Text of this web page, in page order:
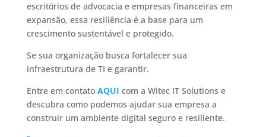
escritórios de advocacia e empresas financeiras em
expansão, essa resiliência é a base para um
crescimento sustentável e protegido.​
Se sua organização busca fortalecer sua
infraestrutura de TI e garantir.
Entre em contatoAQUI com a Witec IT Solutions e
descubra como podemos ajudar sua empresa a
construir um ambiente digital seguro e resiliente.​